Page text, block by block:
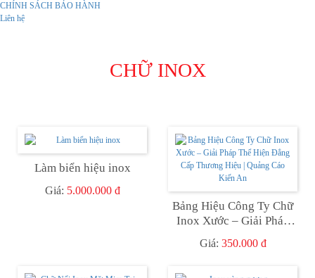
CHÍNH SÁCH BẢO HÀNH
Liên hệ
CHỮ INOX
Làm biển hiệu inox
Giá: 5.000.000 đ
Bảng Hiệu Công Ty Chữ
Inox Xước – Giải Pháp
Thể Hiện Đẳng Cấp
Thương Hiệu | Quảng Cáo
Giá: 350.000 đ